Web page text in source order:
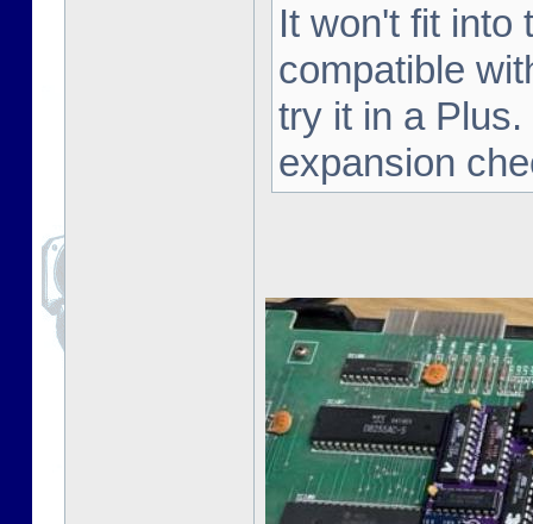
It won't fit into
compatible
try it in a
expansion